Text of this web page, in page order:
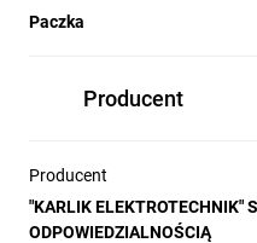
Paczka
Producent
Producent
"KARLIK ELEKTROTECHNIK"
ODPOWIEDZIALNOŚCIĄ